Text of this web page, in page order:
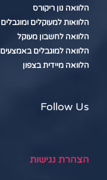
הלוואה נון ריקורס
הלוואות למעוקלים ומוגבלים
הלוואה לחשבון מעוקל
הלוואה למוגבלים באמצעים
הלוואה מיידית בצפון
Follow Us
הצהרת נגישות